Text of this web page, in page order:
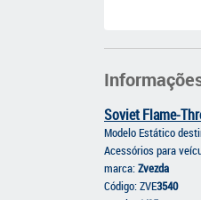
Soviet Flame-
Modelo Estático
Acessórios para
marca:Zvezda
Código: ZVE3540